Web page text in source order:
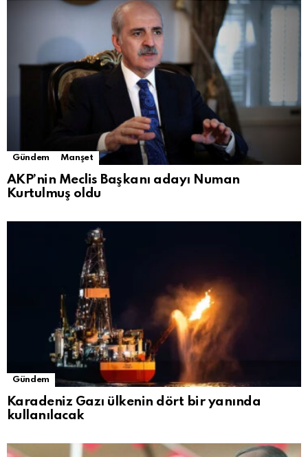
Gündem Manşet
AKP’nin Meclis Başkanı adayı Numan
Kurtulmuş oldu
Gündem
Karadeniz Gazı ülkenin dört bir yanında
kullanılacak